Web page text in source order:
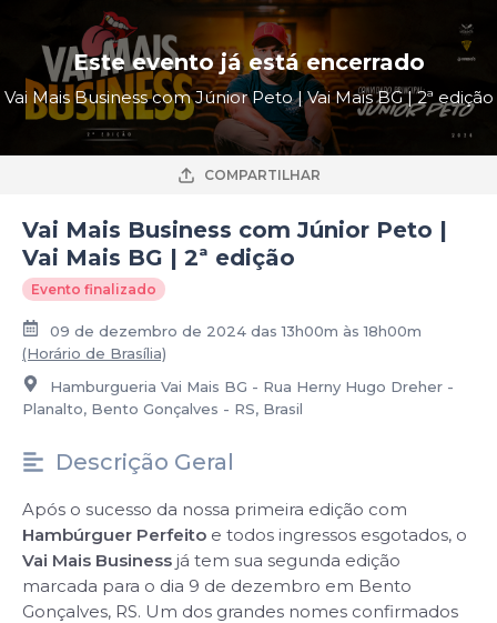
Este evento já está encerrado
Vai Mais Business com Júnior Peto | Vai Mais BG | 2ª edição
COMPARTILHAR
Vai Mais Business com Júnior Peto |
Vai Mais BG | 2ª edição
Evento finalizado
09 de dezembro de 2024 das 13h00m às 18h00m
(Horário de Brasília)
Hamburgueria Vai Mais BG - Rua Herny Hugo Dreher -
Planalto, Bento Gonçalves - RS, Brasil
Descrição Geral
Após o sucesso da nossa primeira edição com
Hambúrguer Perfeito e todos ingressos esgotados, o
Vai Mais Business já tem sua segunda edição
marcada para o dia 9 de dezembro em Bento
Gonçalves, RS. Um dos grandes nomes confirmados